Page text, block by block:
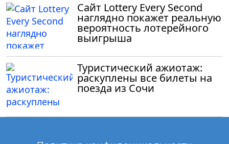
Сайт Lottery Every Second
наглядно покажет реальную
вероятность лотерейного
выигрыша
Туристический ажиотаж:
раскуплены все билеты на
поезда из Сочи